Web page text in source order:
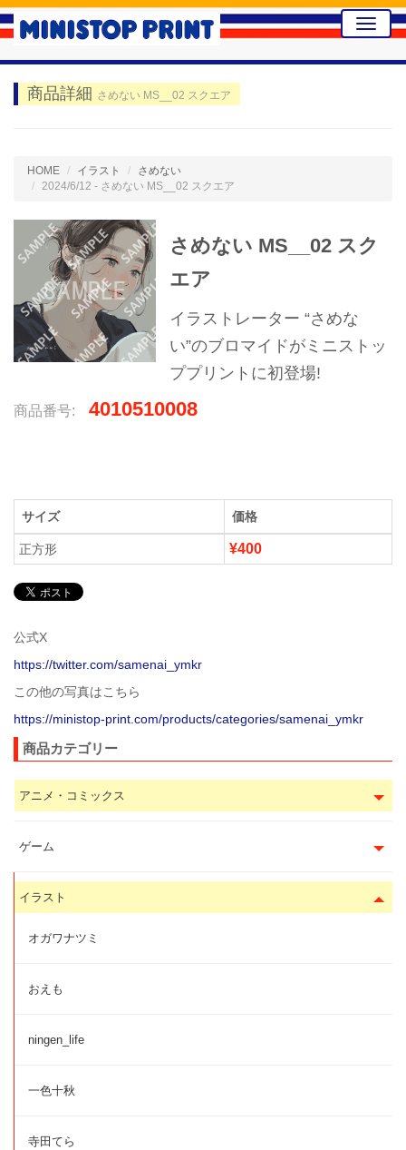
Toggle
商品詳細 さめない MS__02 スクエア
HOME イラスト
さめない
2024/6/12 - さめない MS__02 スクエア
さめない MS__02 スク
エア
イラストレーター “さめな
い”のブロマイドがミニストッ
ププリントに初登場!
商品番号: 4010510008
サイズ 価格
正方形 ¥400
公式X
https://twitter.com/samenai_ymkr
この他の写真はこちら
https://ministop-print.com/products/categories/samenai_ymkr
商品カテゴリー
アニメ・コミックス
ゲーム
イラスト
オガワナツミ
おえも
ningen_life
一色十秋
寺田てら